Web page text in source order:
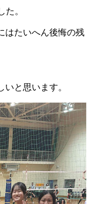
。
はたいへん後悔の残
と思います。